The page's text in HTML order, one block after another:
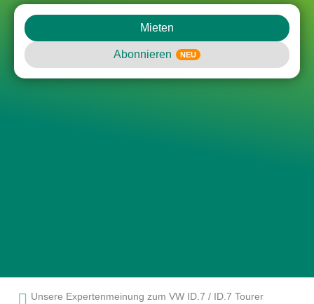
Mieten
Abonnieren NEU
Unsere Experten­meinung zum VW ID.7 / ID.7 Tourer